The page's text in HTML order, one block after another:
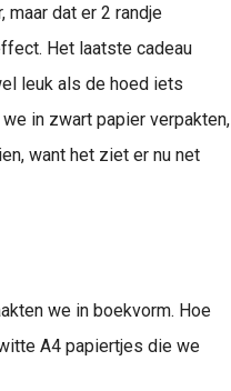
dat er 2 randje
Het laatste cadeau
leuk als de hoed iets
in zwart papier verpakten,
want het ziet er nu net
we in boekvorm. Hoe
A4 papiertjes die we